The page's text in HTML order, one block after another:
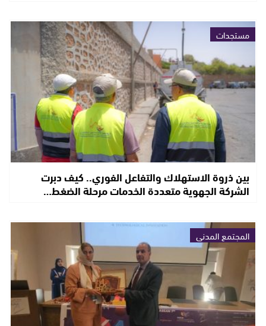
مستجدات
بين ذروة الاستهلاك والتفاعل الفوري.. كيف دبرت
الشركة الجهوية متعددة الخدمات مرحلة الضغط…
المجتمع المدني